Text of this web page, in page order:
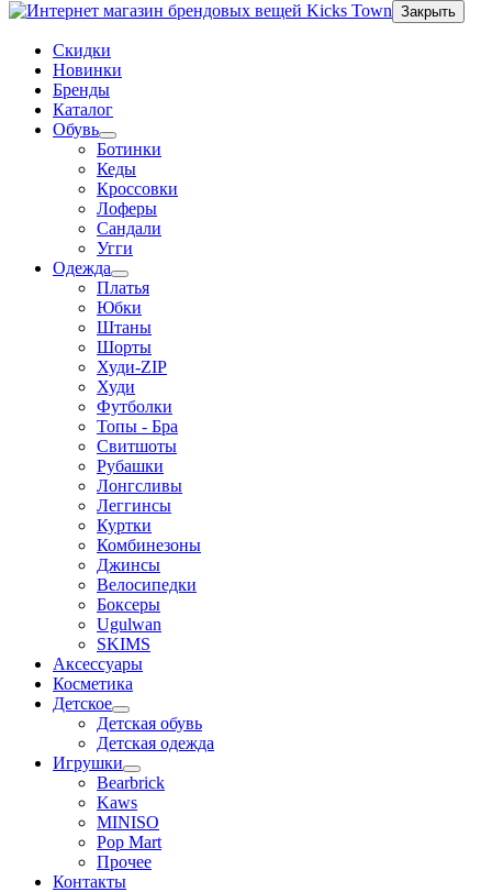
Закрыть
Скидки
Новинки
Бренды
Каталог
Обувь
Ботинки
Кеды
Кроссовки
Лоферы
Сандали
Угги
Одежда
Платья
Юбки
Штаны
Шорты
Худи-ZIP
Худи
Футболки
Топы - Бра
Свитшоты
Рубашки
Лонгсливы
Леггинсы
Куртки
Комбинезоны
Джинсы
Велосипедки
Боксеры
Ugulwan
SKIMS
Аксессуары
Косметика
Детское
Детская обувь
Детская одежда
Игрушки
Bearbrick
Kaws
MINISO
Pop Mart
Прочее
Контакты